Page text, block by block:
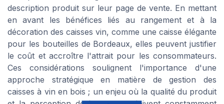
description produit sur leur page de vente. En mettant
en avant les bénéfices liés au rangement et à la
décoration des caisses vin, comme une caisse élégante
pour les bouteilles de Bordeaux, elles peuvent justifier
le coût et accroître l'attrait pour les consommateurs.
Ces considérations soulignent l'importance d'une
approche stratégique en matière de gestion des
caisses à vin en bois ; un enjeu où la qualité du produit